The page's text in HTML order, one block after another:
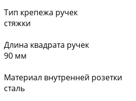
Тип крепежа ручек
стяжки
Длина квадрата ручек
90 мм
Материал внутренней розетки
сталь